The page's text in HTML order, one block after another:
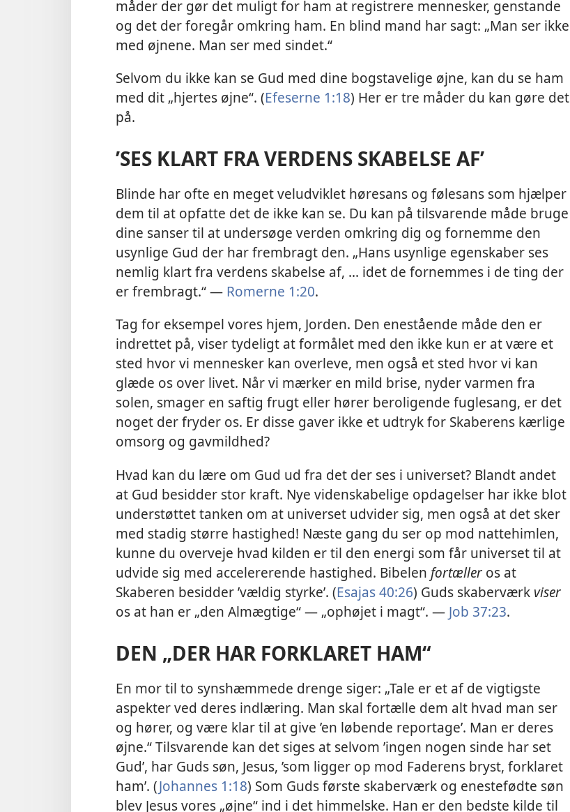
måder der gør det muligt for ham at registrere mennesker, genstande
og det der foregår omkring ham. En blind mand har sagt: „Man ser ikke
med øjnene. Man ser med sindet.“
Selvom du ikke kan se Gud med dine bogstavelige øjne, kan du se ham
med dit „hjertes øjne“. (Efeserne 1:18) Her er tre måder du kan gøre det
på.
’SES KLART FRA VERDENS SKABELSE AF’
Blinde har ofte en meget veludviklet høresans og følesans som hjælper
dem til at opfatte det de ikke kan se. Du kan på tilsvarende måde bruge
dine sanser til at undersøge verden omkring dig og fornemme den
usynlige Gud der har frembragt den. „Hans usynlige egenskaber ses
nemlig klart fra verdens skabelse af, ... idet de fornemmes i de ting der
er frembragt.“ — Romerne 1:20.
Tag for eksempel vores hjem, Jorden. Den enestående måde den er
indrettet på, viser tydeligt at formålet med den ikke kun er at være et
sted hvor vi mennesker kan overleve, men også et sted hvor vi kan
glæde os over livet. Når vi mærker en mild brise, nyder varmen fra
solen, smager en saftig frugt eller hører beroligende fuglesang, er det
noget der fryder os. Er disse gaver ikke et udtryk for Skaberens kærlige
omsorg og gavmildhed?
Hvad kan du lære om Gud ud fra det der ses i universet? Blandt andet
at Gud besidder stor kraft. Nye videnskabelige opdagelser har ikke blot
understøttet tanken om at universet udvider sig, men også at det sker
med stadig større hastighed! Næste gang du ser op mod nattehimlen,
kunne du overveje hvad kilden er til den energi som får universet til at
udvide sig med accelererende hastighed. Bibelen fortæller os at
Skaberen besidder ’vældig styrke’. (Esajas 40:26) Guds skaberværk viser
os at han er „den Almægtige“ — „ophøjet i magt“. — Job 37:23.
DEN „DER HAR FORKLARET HAM“
En mor til to synshæmmede drenge siger: „Tale er et af de vigtigste
aspekter ved deres indlæring. Man skal fortælle dem alt hvad man ser
og hører, og være klar til at give ’en løbende reportage’. Man er deres
øjne.“ Tilsvarende kan det siges at selvom ’ingen nogen sinde har set
Gud’, har Guds søn, Jesus, ’som ligger op mod Faderens bryst, forklaret
ham’. (Johannes 1:18) Som Guds første skaberværk og enestefødte søn
blev Jesus vores „øjne“ ind i det himmelske. Han er den bedste kilde til